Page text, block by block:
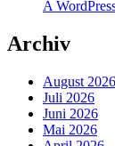
A
Archiv
August 2026
Juli 2026
Juni 2026
Mai 2026